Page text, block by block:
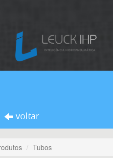
voltar
Tubos